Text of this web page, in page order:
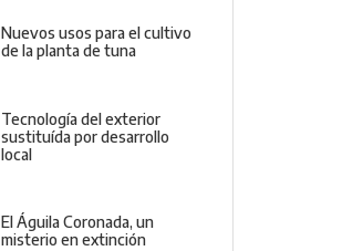
Nuevos usos para el cultivo
de la planta de tuna
Tecnología del exterior
sustituída por desarrollo
local
El Águila Coronada, un
misterio en extinción